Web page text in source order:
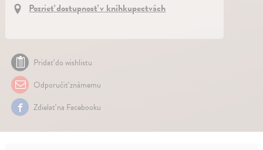
Pozrieť dostupnosť v kníhkupectvách
Pridať do wishlistu
Odporučiť známemu
Zdielať na Facebooku